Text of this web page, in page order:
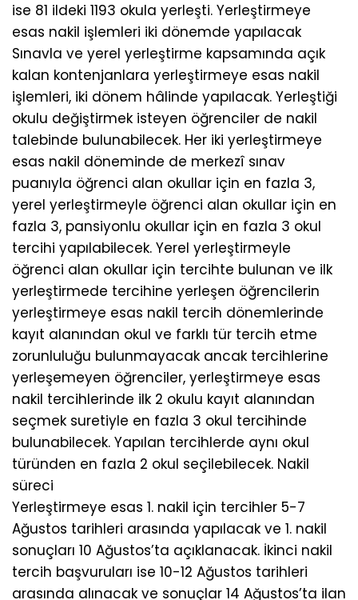
ise 81 ildeki 1193 okula yerleşti. Yerleştirmeye
esas nakil işlemleri iki dönemde yapılacak
Sınavla ve yerel yerleştirme kapsamında açık
kalan kontenjanlara yerleştirmeye esas nakil
işlemleri, iki dönem hâlinde yapılacak. Yerleştiği
okulu değiştirmek isteyen öğrenciler de nakil
talebinde bulunabilecek. Her iki yerleştirmeye
esas nakil döneminde de merkezî sınav
puanıyla öğrenci alan okullar için en fazla 3,
yerel yerleştirmeyle öğrenci alan okullar için en
fazla 3, pansiyonlu okullar için en fazla 3 okul
tercihi yapılabilecek. Yerel yerleştirmeyle
öğrenci alan okullar için tercihte bulunan ve ilk
yerleştirmede tercihine yerleşen öğrencilerin
yerleştirmeye esas nakil tercih dönemlerinde
kayıt alanından okul ve farklı tür tercih etme
zorunluluğu bulunmayacak ancak tercihlerine
yerleşemeyen öğrenciler, yerleştirmeye esas
nakil tercihlerinde ilk 2 okulu kayıt alanından
seçmek suretiyle en fazla 3 okul tercihinde
bulunabilecek. Yapılan tercihlerde aynı okul
türünden en fazla 2 okul seçilebilecek. Nakil
süreci
Yerleştirmeye esas 1. nakil için tercihler 5-7
Ağustos tarihleri arasında yapılacak ve 1. nakil
sonuçları 10 Ağustos’ta açıklanacak. İkinci nakil
tercih başvuruları ise 10-12 Ağustos tarihleri
arasında alınacak ve sonuçlar 14 Ağustos’ta ilan